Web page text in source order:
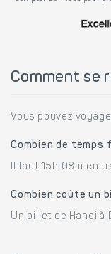
Comment se
Vous pouvez
Combien de temps
Il faut 15h 08m en
Combien coûte un
Un billet de Hanoi à